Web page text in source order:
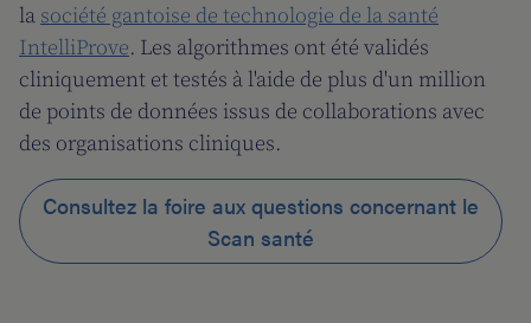
la société gantoise de technologie de la santé
IntelliProve. Les algorithmes ont été validés
cliniquement et testés à l'aide de plus d'un million
de points de données issus de collaborations avec
des organisations cliniques.
Consultez la foire aux questions concernant le
Scan santé